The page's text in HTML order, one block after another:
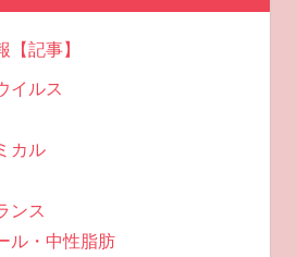
記事】
イルス
カル
ンス
ル・中性脂肪